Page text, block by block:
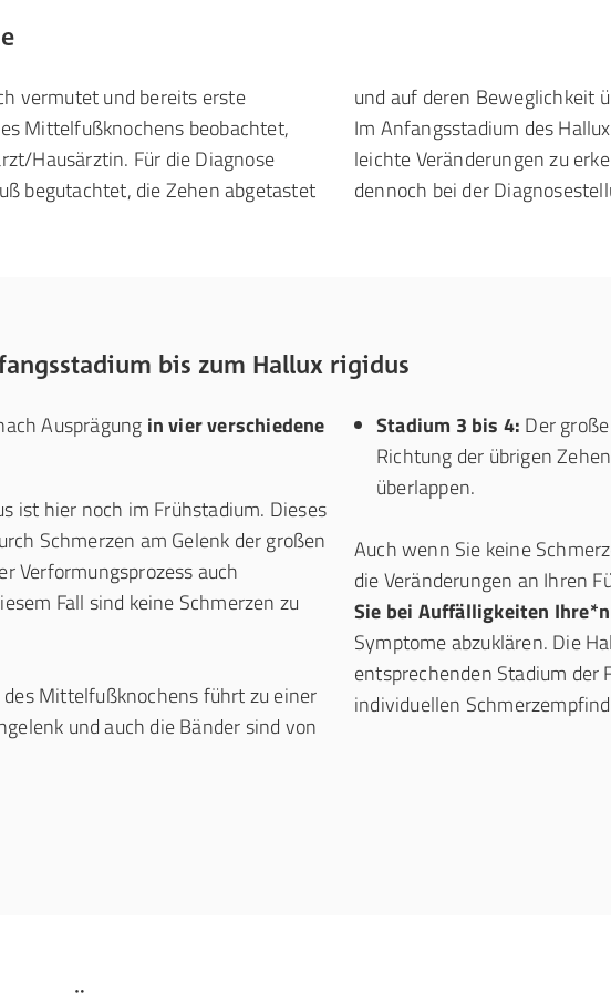
vermutet und bereits erste
Mittelfußknochens beobachtet,
Hausärztin. Für die Diagnose
begutachtet, die Zehen abgetastet
und auf deren Beweglichkeit
Im Anfangsstadium des
leichte Veränderungen zu
dennoch bei der
bis zum Hallux rigidus
Ausprägung in vier verschiedene
ist hier noch im Frühstadium. Dieses
Schmerzen am Gelenk der großen
Verformungsprozess auch
Fall sind keine Schmerzen zu
Mittelfußknochens führt zu einer
und auch die Bänder sind von
Stadium 3 bis 4: Der
Richtung der übrigen
überlappen.
Auch wenn Sie keine
die Veränderungen an Ihren
Sie bei Auffälligkeiten
Symptome abzuklären. Die
entsprechenden Stadium der
individuellen